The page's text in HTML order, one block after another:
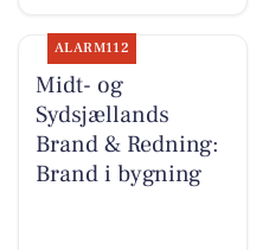
ALARM112
Midt- og
Sydsjællands
Brand & Redning:
Brand i bygning